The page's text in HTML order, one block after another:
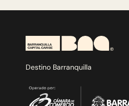
Destino Barranquilla